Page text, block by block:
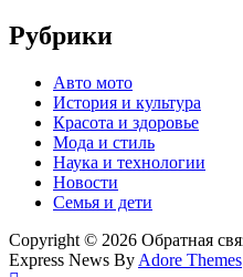
Рубрики
Авто мото
История и культура
Красота и здоровье
Мода и стиль
Наука и технологии
Новости
Семья и дети
Copyright © 2026 Обратная
Express News By Adore Themes